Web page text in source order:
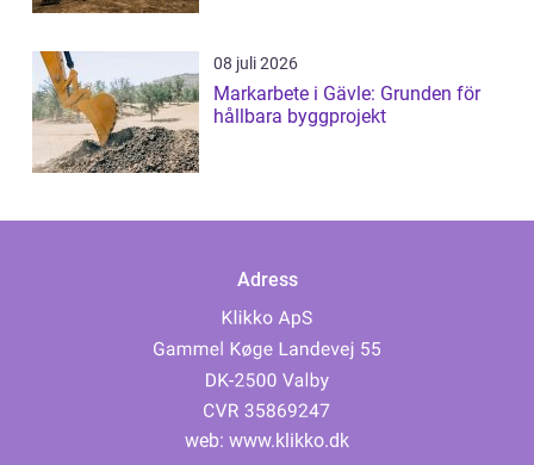
08 juli 2026
Markarbete i Gävle: Grunden för
hållbara byggprojekt
Adress
web: www.klikko.dk